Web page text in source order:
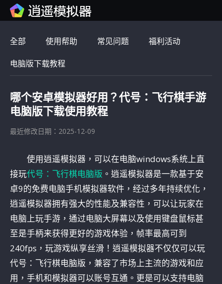
全部 使用帮助 常见问题 福利活动
电脑版下载教程
哪个安卓模拟器好用？代号：飞行棋手游
电脑版下载使用教程
最近修改日期：2025-12-09
使用逍遥模拟器，可以在电脑windows系统上直
接玩代号：飞行棋电脑版 。逍遥模拟器是一款基于安
卓9的免费电脑手机模拟器软件，经过多年持续优化，
逍遥模拟器拥有强大的性能及兼容性，可以让玩家在
电脑上玩手游，通过电脑大屏幕以及使用键盘鼠标甚
至是手柄来获得更好的游戏体验，帧率最高可到
240fps，玩游戏纵享丝滑！逍遥模拟器不仅仅可以玩
代号：飞行棋电脑版，兼容了市场上主流的游戏和应
用，手机和模拟器可以账号互通。更是可以支持电脑